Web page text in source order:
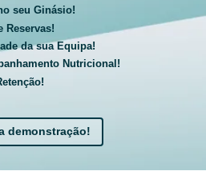
seu Ginásio!
Reservas!
da sua Equipa!
Nutricional!
demonstração!